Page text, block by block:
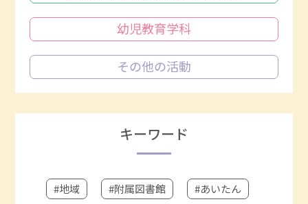
幼児教育学科
その他の活動
キーワード
#地域 #附属図書館 #あいたん